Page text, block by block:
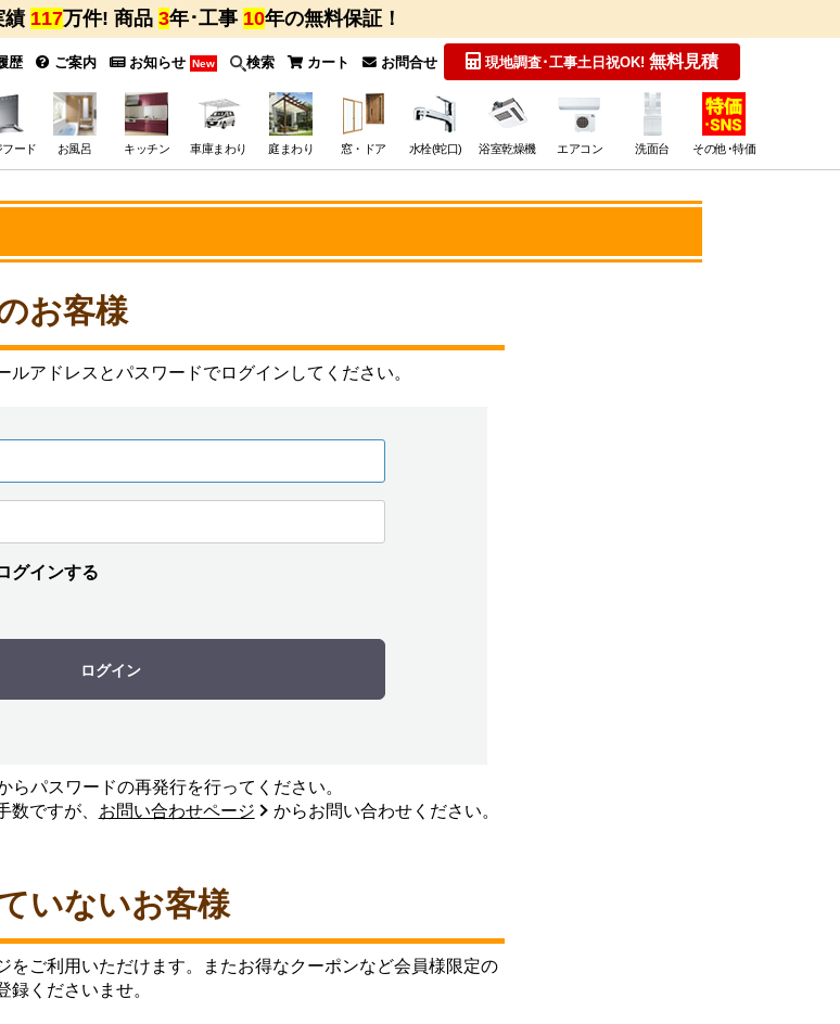
績 117万件! 商品 3年･工事 10年の無料保証！
歴 ご案内 お知らせ New 検索 カート お問合せ 現地調査･工事土日祝OK! 無料見積
フード お風呂 キッチン 車庫まわり 庭まわり 窓・ドア 水栓(蛇口) 浴室乾燥機 エアコン 洗面台 その他･特価
お客様
アドレスとパスワードでログインしてください。
グインする
ログイン
らパスワードの再発行を行ってください。
ですが、 お問い合わせページ からお問い合わせください。
いないお客様
をご利用いただけます。またお得なクーポンなど会員様限定の
くださいませ。